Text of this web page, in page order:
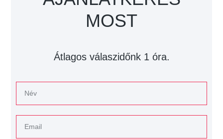
MOST
Átlagos válaszidőnk 1 óra.